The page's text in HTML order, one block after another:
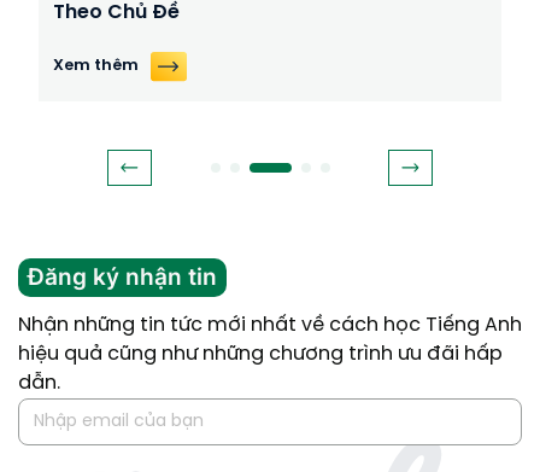
Theo Chủ Đề
Xem thêm
Đăng ký nhận tin
Nhận những tin tức mới nhất về cách học Tiếng Anh
hiệu quả cũng như những chương trình ưu đãi hấp
dẫn.